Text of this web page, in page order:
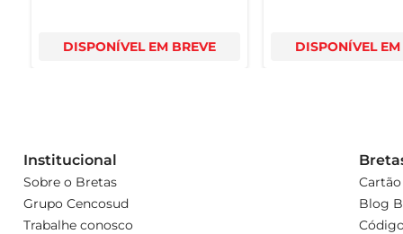
DISPONÍVEL EM BREVE DISPONÍVEL EM
Institucional
Sobre o Bretas
Grupo Cencosud
Trabalhe conosco
Blog